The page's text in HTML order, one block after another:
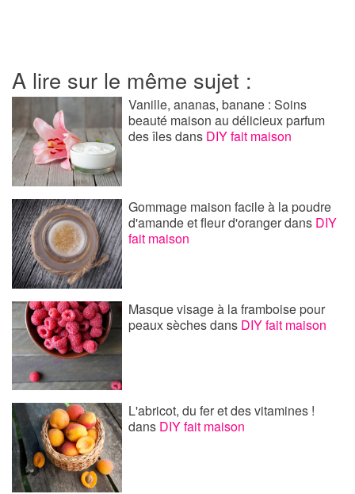
A lire sur le même sujet :
Vanille, ananas, banane : Soins
beauté maison au délicieux parfum
des îlesdans DIY fait maison
Gommage maison facile à la poudre
d'amande et fleur d'orangerdans DIY
fait maison
Masque visage à la framboise pour
peaux sèchesdans DIY fait maison
L'abricot, du fer et des vitamines !
dans DIY fait maison